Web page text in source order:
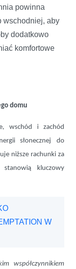
powinna
wschodniej, aby
dodatkowo
komfortowe
domu
wschód i zachód
słonecznej do
niższe rachunki za
kluczowy
W
współczynnikiem